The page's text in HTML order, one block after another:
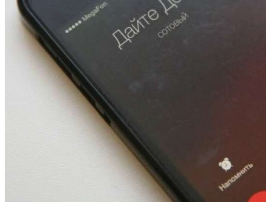
12:39
Сладкий праздник в Волгограде: в Центральном
парке прошёл фестиваль „Арбузный переполох“
Волгоградские компании нарастили экспорт:
заключены контракты на 3,6 млн долларов